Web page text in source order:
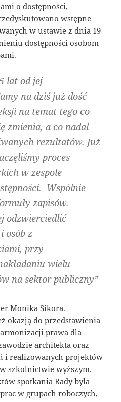
o dostępności,
wstępne
w ustawie z dnia 19
dostępności osobom
lat od jej
na dziś już dość
na temat tego co
zmienia, a co nadal
rezultatów. Już
proces
w zespole
Wspólnie
zapisów.
odzwierciedlić
osób z
przy
wielu
na sektor publiczny”
Monika Sikora.
okazją do przedstawienia
prawa dla
architekta oraz
i realizowanych projektów
szkolnictwie wyższym.
spotkania Rady była
w grupach roboczych,